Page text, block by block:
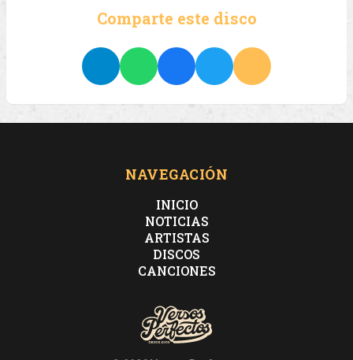
Comparte este disco
NAVEGACIÓN
INICIO
NOTICIAS
ARTISTAS
DISCOS
CANCIONES